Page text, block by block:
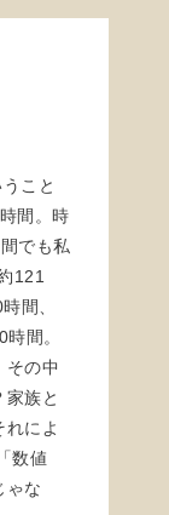
こと
間。時
でも私
121
間、
間。
の中
族と
によ
数値
ゃな